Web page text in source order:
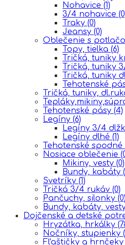
Nohavice (1)
3/4 nohavice
Traky (0)
Jeansy (0)
Oblečenie s
Topy, tielka (6)
Tričká, tuniky
Tričká, tuniky
Tričká, tuniky
Tehotenské
Tričká, tuniky,
Tehotenské pásy (4)
Legíny (6)
Legíny 3/4
Legíny dlhé (1)
Tehotenské
Nosiace oblečenie
Mikiny, vesty (0)
Bundy, kabáty
Svetríky (1)
Tričká 3/4 rukáv (0)
Pančuchy, silonky (0)
Bundy, kabáty,
Dojčenské a detské
Hryzátka, hrkálky
Nočníky, stupienky
Fľaštičky a hrnčeky